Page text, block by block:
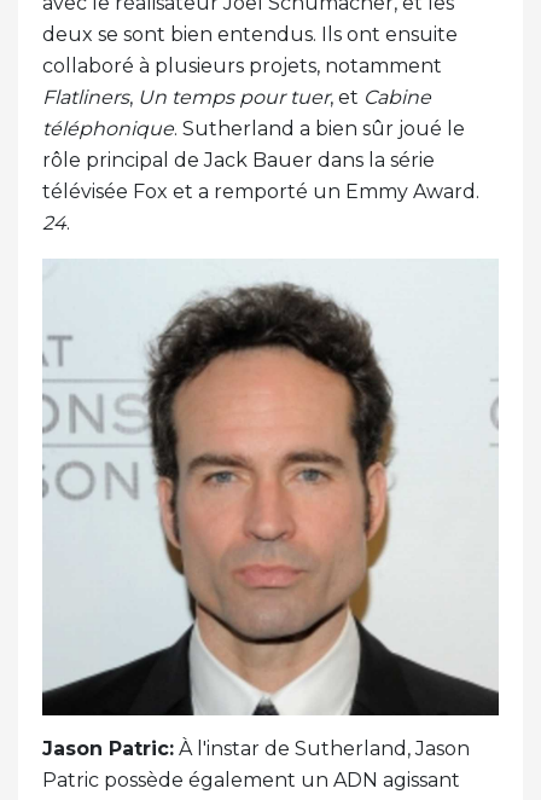
deux se sont bien entendus. Ils ont ensuite
collaboré à plusieurs projets, notamment
Flatliners, Un temps pour tuer, et Cabine
téléphonique. Sutherland a bien sûr joué le
rôle principal de Jack Bauer dans la série
télévisée Fox et a remporté un Emmy Award.
24.
Jason Patric: À l'instar de Sutherland, Jason
Patric possède également un ADN agissant